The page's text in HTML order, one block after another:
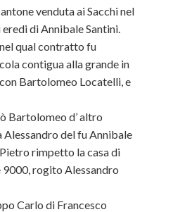
venduta ai Sacchi nel
di Annibale Santini.
qual contratto fu
contigua alla grande in
Bartolomeo Locatelli, e
Bartolomeo d’ altro
del fu Annibale
rimpetto la casa di
rogito Alessandro
Carlo di Francesco